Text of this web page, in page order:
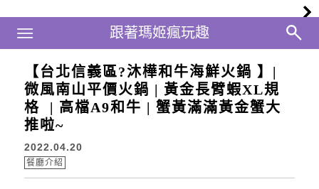
跟著瑪姬瘋玩趣跟著瑪姬瘋玩趣
Main Menu
【台北信義區?沐樺和牛海鮮火鍋 】|
微風南山平價火鍋 | 黃金長臂蝦XL規
格 | 高檔A9和牛 | 蟹黃滿滿黃金蟹大
推啦~
2022.04.20
餐廳介紹